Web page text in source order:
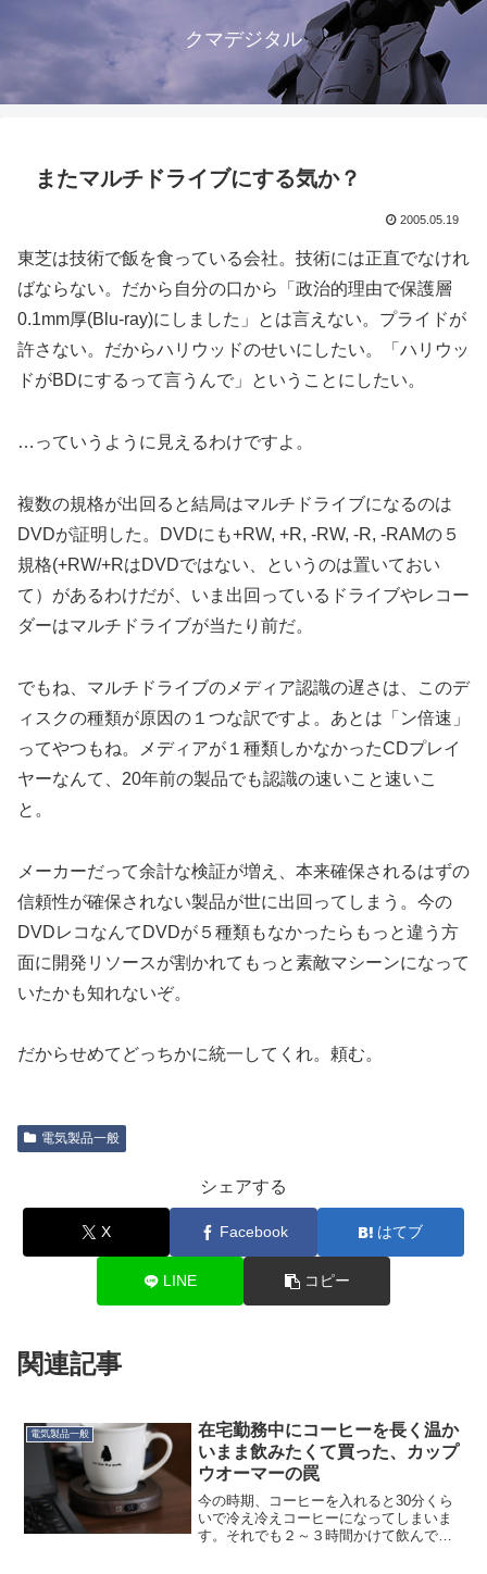
クマデジタル
またマルチドライブにする気か？
2005.05.19
東芝は技術で飯を食っている会社。技術には正直でなけれ
ばならない。だから自分の口から「政治的理由で保護層
0.1mm厚(Blu-ray)にしました」とは言えない。プライドが
許さない。だからハリウッドのせいにしたい。「ハリウッ
ドがBDにするって言うんで」ということにしたい。
…っていうように見えるわけですよ。
複数の規格が出回ると結局はマルチドライブになるのは
DVDが証明した。DVDにも+RW, +R, -RW, -R, -RAMの５
規格(+RW/+RはDVDではない、というのは置いておい
て）があるわけだが、いま出回っているドライブやレコー
ダーはマルチドライブが当たり前だ。
でもね、マルチドライブのメディア認識の遅さは、このデ
ィスクの種類が原因の１つな訳ですよ。あとは「ン倍速」
ってやつもね。メディアが１種類しかなかったCDプレイ
ヤーなんて、20年前の製品でも認識の速いこと速いこ
と。
メーカーだって余計な検証が増え、本来確保されるはずの
信頼性が確保されない製品が世に出回ってしまう。今の
DVDレコなんてDVDが５種類もなかったらもっと違う方
面に開発リソースが割かれてもっと素敵マシーンになって
いたかも知れないぞ。
だからせめてどっちかに統一してくれ。頼む。
電気製品一般
シェアする
X Facebook はてブ
LINE コピー
関連記事
電気製品一般
在宅勤務中にコーヒーを長く温か
いまま飲みたくて買った、カップ
ウオーマーの罠
今の時期、コーヒーを入れると30分くら
いで冷え冷えコーヒーになってしまいま
す。それでも２～３時間かけて飲んでし